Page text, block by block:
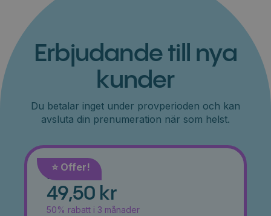
Erbjudande till nya
kunder
Du betalar inget under provperioden och kan
avsluta din prenumeration när som helst.
⭐️ Offer!
Månad
49,50 kr
50% rabatt i 3 månader